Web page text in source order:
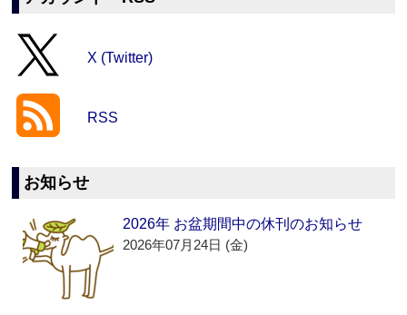
X (Twitter)
RSS
お知らせ
2026年 お盆期間中の休刊のお知らせ
2026年07月24日 (金)